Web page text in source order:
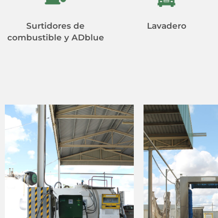
Surtidores de
combustible y ADblue
Lavadero